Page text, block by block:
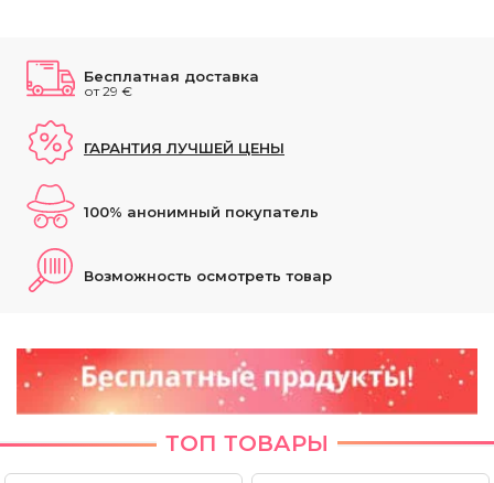
Бесплатная доставка
от 29 €
ГАРАНТИЯ ЛУЧШЕЙ ЦЕНЫ
100% анонимный покупатель
Возможность осмотреть товар
ТОП ТОВАРЫ